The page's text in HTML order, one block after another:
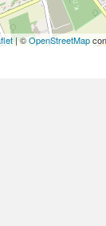
| ©OpenStreetMap